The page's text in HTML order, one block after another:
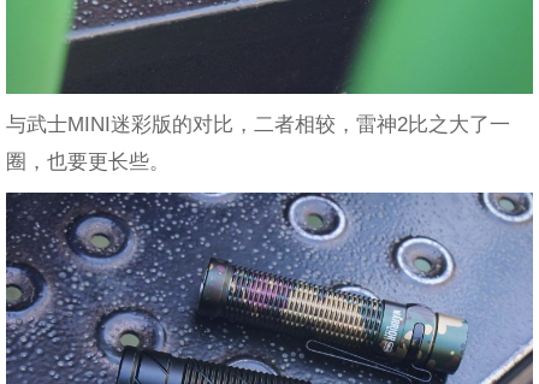
与武士MINI迷彩版的对比，二者相较，雷神2比之大了一
圈，也要更长些。